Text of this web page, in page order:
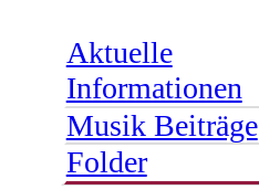
Aktuelle
Informationen
Musik Beiträge
Folder